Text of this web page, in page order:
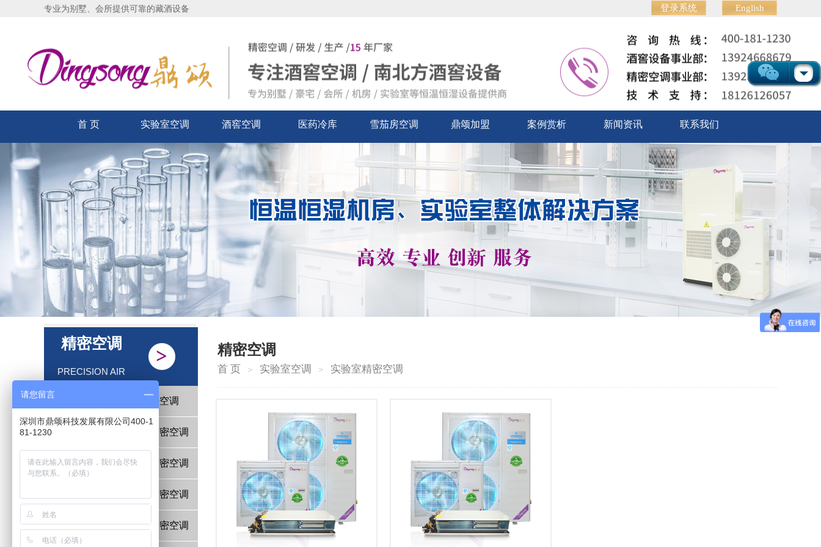
专业为别墅、会所提供可靠的藏酒设备 English
登录系统
首 页 实验室空调 酒窖空调 医药冷库 雪茄房空调 鼎颂加盟 案例赏析 新闻资讯 联系我们
CONTROLPRECISION
AIR COND
精密空调
精密空调 精密空调
首 页 ＞ 实验室空调 ＞ 实验室精密空调
PRECISION AIR
机房恒温恒湿精密空调
实验室恒温恒湿精密空调
测试室恒温恒湿精密空调
培育室恒温恒湿精密空调
吊顶式恒温恒湿精密空调
请您留言
深圳市鼎颂科技发展有限公司400-1
81-1230